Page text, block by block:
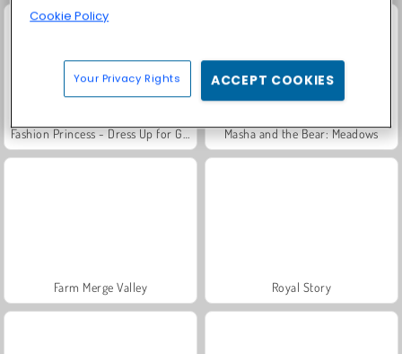
Fashion Princess - Dress Up for Girls Masha and the Bear: Meadows
Farm Merge Valley Royal Story
Cookie Policy
Your Privacy Rights ACCEPT COOKIES